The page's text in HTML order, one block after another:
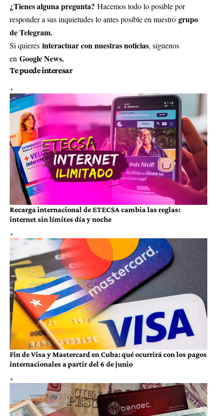
¿Tienes alguna pregunta? Hacemos todo lo posible por
responder a sus inquietudes lo antes posible en nuestro grupo
de Telegram.
Si quieres interactuar con nuestras noticias, síguenos
en Google News.
Te puede interesar
Recarga internacional de ETECSA cambia las reglas:
internet sin límites día y noche
Fin de Visa y Mastercard en Cuba: qué ocurrirá con los pagos
internacionales a partir del 6 de junio